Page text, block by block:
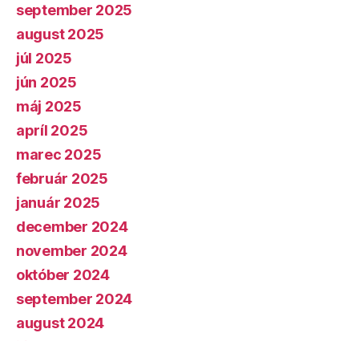
september 2025
august 2025
júl 2025
jún 2025
máj 2025
apríl 2025
marec 2025
február 2025
január 2025
december 2024
november 2024
október 2024
september 2024
august 2024